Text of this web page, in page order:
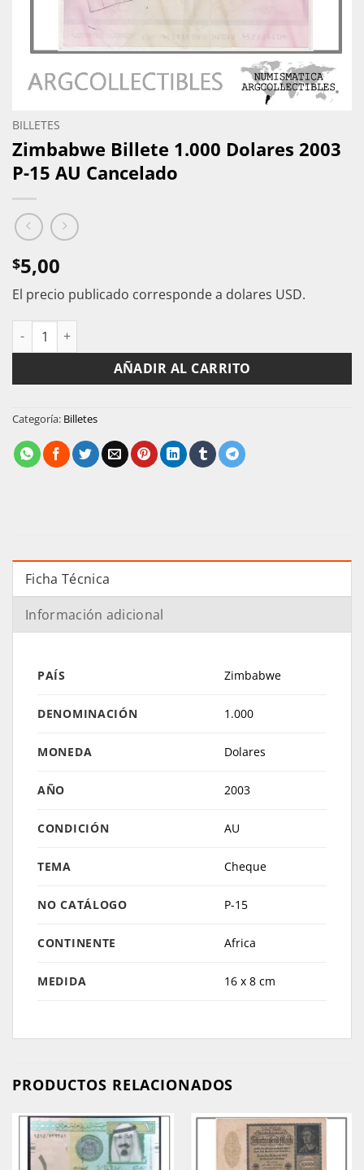
BILLETES
Zimbabwe Billete 1.000 Dolares 2003
P-15 AU Cancelado
$5,00
El precio publicado corresponde a dolares USD.
AÑADIR AL CARRITO
Categoría: Billetes
Ficha Técnica
Información adicional
PAÍS Zimbabwe
DENOMINACIÓN 1.000
MONEDA Dolares
AÑO 2003
CONDICIÓN AU
TEMA Cheque
NO CATÁLOGO P-15
CONTINENTE Africa
MEDIDA 16 x 8 cm
PRODUCTOS RELACIONADOS